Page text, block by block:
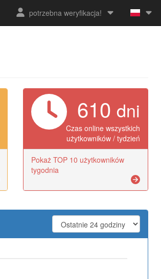
potrzebna weryfikacja!
610 dni
Czas online wszystkich
użytkowników / tydzień
Pokaż TOP 10 użytkowników
tygodnia